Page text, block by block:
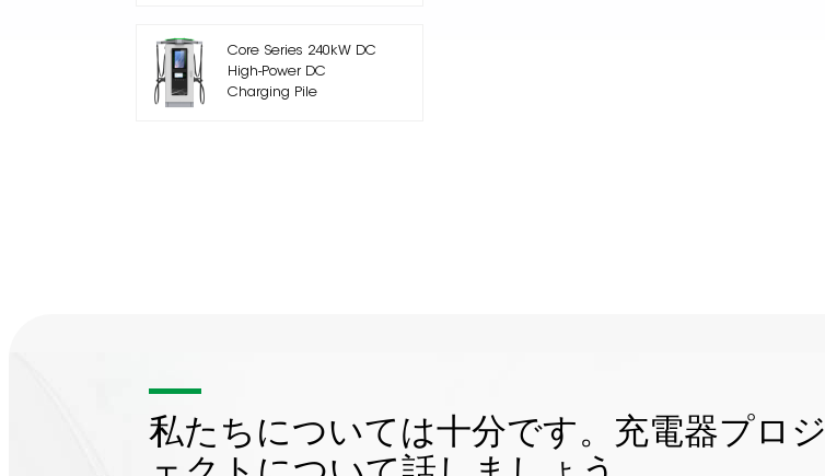
Core Series 240kW DC
High-Power DC
Charging Pile
私たちについては十分です。充電器プロジ